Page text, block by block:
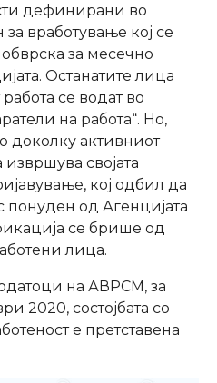
дефинирани во
вработување кој се
за месечно
Останатите лица
се водат во
на работа“. Но,
доколку активниот
извршува својата
кој одбил да
понуден од Агенцијата
се брише од
лица.
на АВРСМ, за
2020, состојбата со
е претставена